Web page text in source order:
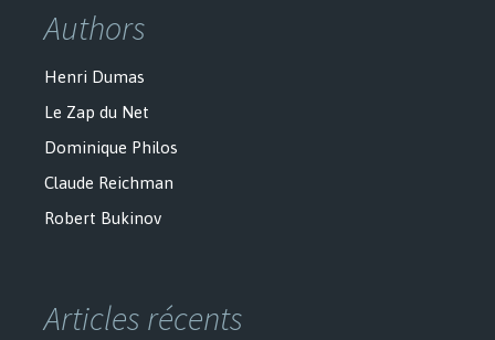
Authors
Henri Dumas
Le Zap du Net
Dominique Philos
Claude Reichman
Robert Bukinov
Articles récents